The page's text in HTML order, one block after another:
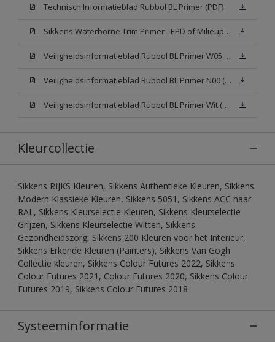
Technisch Informatieblad Rubbol BL Primer (PDF)
Sikkens Waterborne Trim Primer - EPD of Milieuproductverklaring
Veiligheidsinformatieblad Rubbol BL Primer W05 (MSDS)
Veiligheidsinformatieblad Rubbol BL Primer N00 (MSDS)
Veiligheidsinformatieblad Rubbol BL Primer Wit (MSDS)
Kleurcollectie
Sikkens RIJKS Kleuren, Sikkens Authentieke Kleuren, Sikkens
Modern Klassieke Kleuren, Sikkens 5051, Sikkens ACC naar
RAL, Sikkens Kleurselectie Kleuren, Sikkens Kleurselectie
Grijzen, Sikkens Kleurselectie Witten, Sikkens
Gezondheidszorg, Sikkens 200 Kleuren voor het Interieur,
Sikkens Erkende Kleuren (Painters), Sikkens Van Gogh
Collectie kleuren, Sikkens Colour Futures 2022, Sikkens
Colour Futures 2021, Colour Futures 2020, Sikkens Colour
Futures 2019, Sikkens Colour Futures 2018
Systeeminformatie